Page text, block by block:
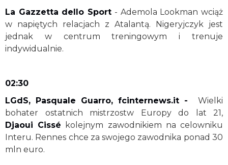
La Gazzetta dello Sport - Ademola Lookman wciąż
w napiętych relacjach z Atalantą. Nigeryjczyk jest
jednak w centrum treningowym i trenuje
indywidualnie.
02:30
LGdS, Pasquale Guarro, fcinternews.it - Wielki
bohater ostatnich mistrzostw Europy do lat 21,
Djaoui Cissé kolejnym zawodnikiem na celowniku
Interu. Rennes chce za swojego zawodnika ponad 30
mln euro.